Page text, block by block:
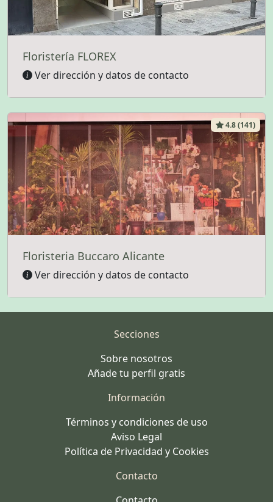
Floristería FLOREX
Ver dirección y datos de contacto
4.8 (141)
Floristeria Buccaro Alicante
Ver dirección y datos de contacto
Secciones
Sobre nosotros
Añade tu perfil gratis
Información
Términos y condiciones de uso
Aviso Legal
Política de Privacidad y Cookies
Contacto